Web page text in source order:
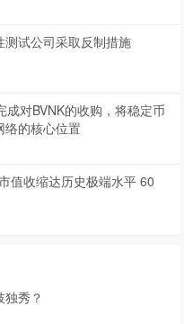
试公司采取反制措施
成对BVNK的收购，将稳定币
络的核心位置
值收缩达历史极端水平 60
秀？